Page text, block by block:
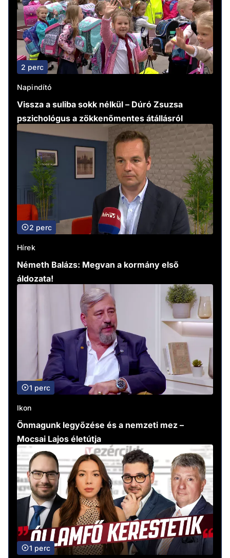
2 perc
Napindító
Vissza a suliba sokk nélkül – Dúró Zsuzsa
pszichológus a zökkenőmentes átállásról
2 perc
Hírek
Németh Balázs: Megvan a kormány első
áldozata!
1 perc
Ikon
Önmagunk legyőzése és a nemzeti mez –
Mocsai Lajos életútja
1 perc